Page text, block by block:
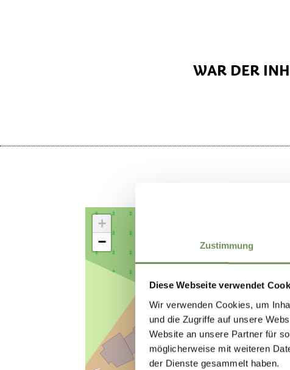
Zustimmung
Diese Webseite verwendet
Wir verwenden Cookies, um
und die Zugriffe auf unsere
Website an unsere Partner für
möglicherweise mit weiteren
der Dienste gesammelt haben.
WAR DER
+
−